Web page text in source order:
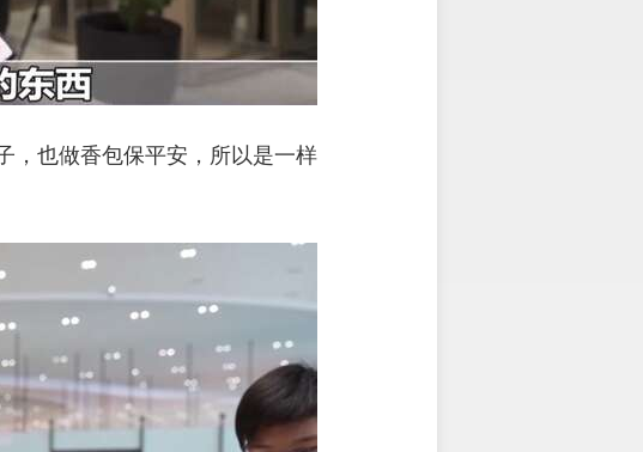
，也做香包保平安，所以是一样